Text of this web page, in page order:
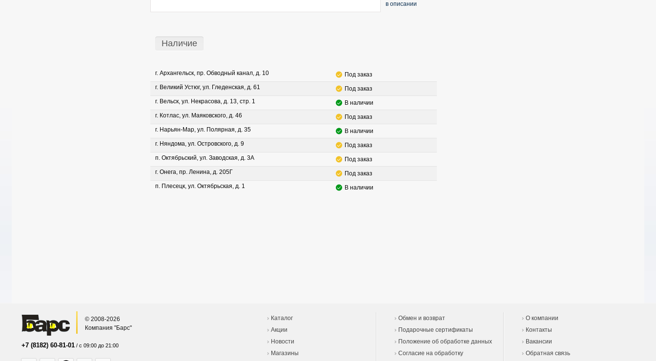
в описании
Наличие
г. Архангельск, пр. Обводный канал, д. 10
Под заказ
г. Великий Устюг, ул. Гледенская, д. 61
Под заказ
г. Вельск, ул. Некрасова, д. 13, стр. 1
В наличии
г. Котлас, ул. Маяковского, д. 46
Под заказ
г. Нарьян-Мар, ул. Полярная, д. 35
В наличии
г. Няндома, ул. Островского, д. 9
Под заказ
п. Октябрьский, ул. Заводская, д. 3А
Под заказ
г. Онега, пр. Ленина, д. 205Г
Под заказ
п. Плесецк, ул. Октябрьская, д. 1
В наличии
© 2008-2026
Компания "Барс"
+7 (8182) 60-81-01 / с 09:00 до 21:00
Каталог
Акции
Новости
Магазины
Обмен и возврат
Подарочные сертификаты
Положение об обработке данных
Согласие на обработку
О компании
Контакты
Вакансии
Обратная связь